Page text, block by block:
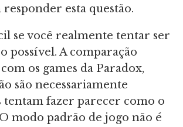
esta questão.
se você realmente tentar ser
possível. A comparação
os games da Paradox,
são necessariamente
tentam fazer parecer como o
modo padrão de jogo não é